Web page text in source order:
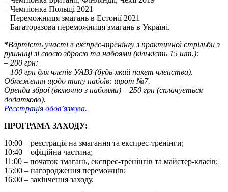
– Чемпіонка Польщі 2021
– Переможниця змагань в Естонії 2021
– Багаторазова переможниця змагань в Україні.
*Вартість участі в експрес-тренінгу з практичної стрільби з
рушниці зі своєю зброєю та набоями (кількість 15 шт.):
– 200 грн;
– 100 грн для членів УАВЗ (будь-який пакет членства).
Обмеження щодо типу набоїв: шрот №7.
Оренда зброї (включно з набоями) – 250 грн (сплачується
додатково).
Реєстрація обов’язкова.
ПРОГРАМА ЗАХОДУ:
10:00 – реєстрація на змагання та експрес-тренінги;
10:40 – офіційна частина;
11:00 – початок змагань, експрес-тренінгів та майстер-класів;
15:00 – нагородження переможців;
16:00 – закінчення заходу.